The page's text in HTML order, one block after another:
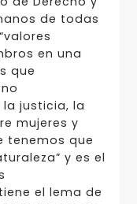
de todas
en una
que
justicia, la
mujeres y
tenemos que
y es el
el lema de